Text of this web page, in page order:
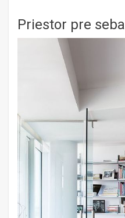
Priestor pre seba